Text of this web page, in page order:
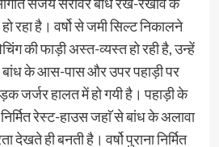
सौगात संजय सरोवर बांध रख-रखाव के
रहा है। वर्षो से जमी सिल्ट निकालने
की फाड़ी अस्त-व्यस्त हो रही है, उन्हें
बांध के आस-पास और उपर पहाड़ी पर
जर्जर हालत में हो गयी है। पहाड़ी के
रेस्ट-हाउस जहाॅ से बांध के अलावा
देखते ही बनती है। वर्षो पुराना निर्मित